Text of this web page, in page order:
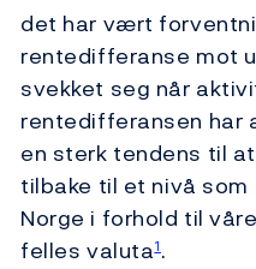
det har vært
rentedifferanse mot
svekket seg når
rentedifferansen har
en sterk tendens til
tilbake til et nivå
Norge i forhold til
felles valuta1.